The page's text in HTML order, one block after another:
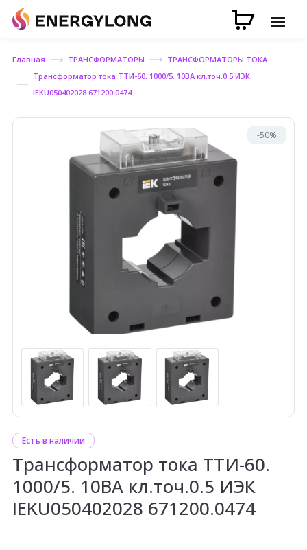
Главная ТРАНСФОРМАТОРЫ
ТРАНСФОРМАТОРЫ ТОКА
Трансформатор тока ТТИ-60. 1000/5. 10ВА кл.точ.0.5 ИЭК
IEKU050402028 671200.0474
-50%
Есть в наличии
Трансформатор тока ТТИ-60.
1000/5. 10ВА кл.точ.0.5 ИЭК
IEKU050402028 671200.0474